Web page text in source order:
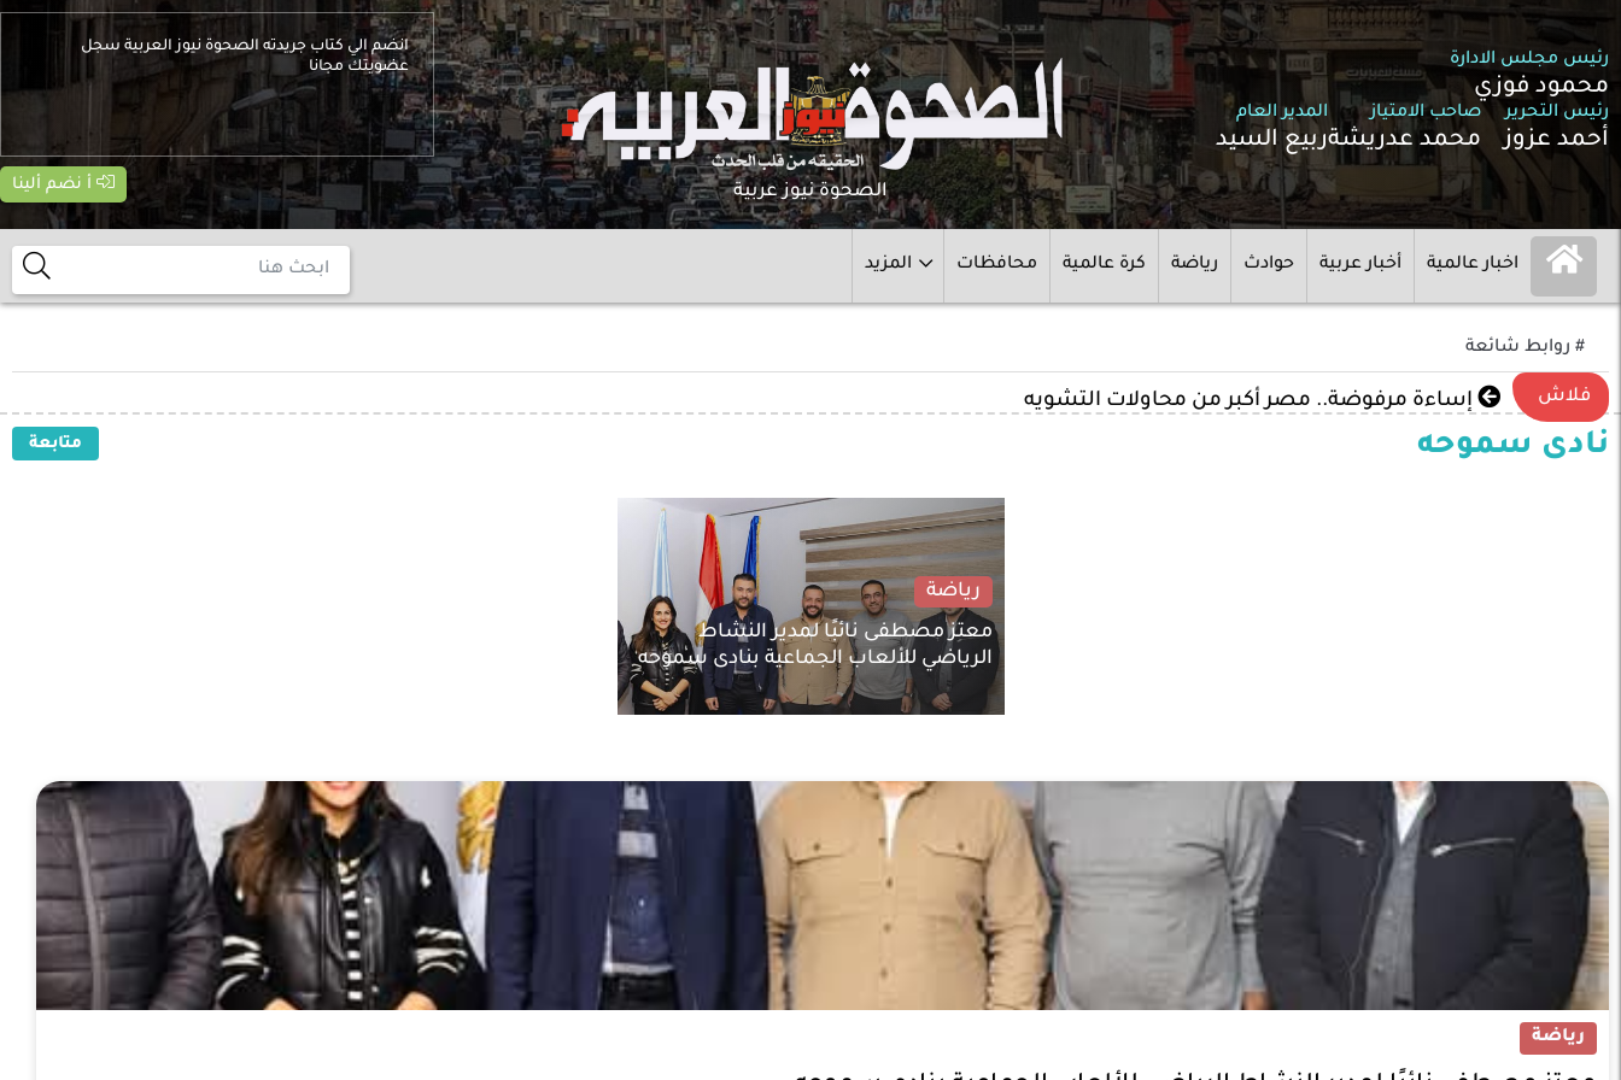
رئيس مجلس الادارة
محمود فوزي
رئيس التحرير
أحمد عزوز
صاحب الامتياز
محمد عدريشة
المدير العام
ربيع السيد
الصحوة نيوز عربية
انضم الي كتاب جريدته الصحوة نيوز العربية سجل
عضويتك مجانا
أ نضم ألينا
اخبار عالمية أخبار عربية حوادث رياضة كرة عالمية محافظات المزيد
# روابط شائعة
فلاش إساءة مرفوضة.. مصر أكبر من محاولات التشويه
نادى سموحه متابعة
رياضة
معتز مصطفى نائبًا لمدير النشاط
الرياضي للألعاب الجماعية بنادى سموحه
رياضة